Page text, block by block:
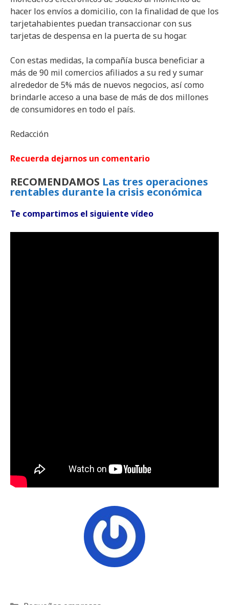
hacer los envíos a domicilio, con la finalidad de que los
tarjetahabientes puedan transaccionar con sus
tarjetas de despensa en la puerta de su hogar.
Con estas medidas, la compañía busca beneficiar a
más de 90 mil comercios afiliados a su red y sumar
alrededor de 5% más de nuevos negocios, así como
brindarle acceso a una base de más de dos millones
de consumidores en todo el país.
Redacción
Recuerda dejarnos un comentario
RECOMENDAMOS Las tres operaciones
rentables durante la crisis económica
Te compartimos el siguiente vídeo